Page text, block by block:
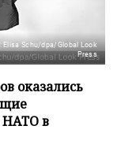
Elisa Schu/dpa/Global Look
Press
оказались
НАТО в